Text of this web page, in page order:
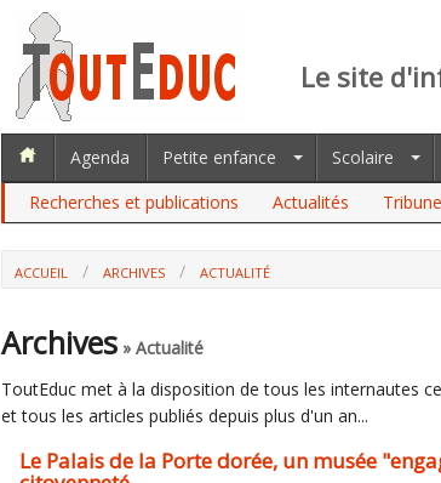
Le site
Agenda Petite enfance Scolaire
Recherches et publications
Actualités
ACCUEIL ARCHIVES
ACTUALITÉ
Archives » Actualité
ToutEduc met à la disposition de tous les internautes
et tous les articles publiés depuis plus d'un an...
Le Palais de la Porte dorée, un musée